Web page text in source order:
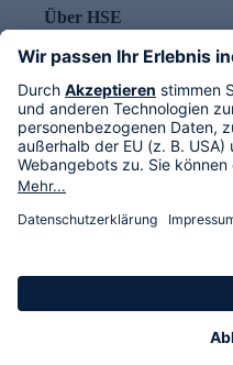
Über HSE
Im TV
HSE International